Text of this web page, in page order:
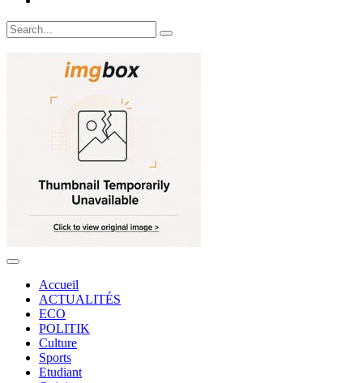
Accueil
ACTUALITÉS
ECO
POLITIK
Culture
Sports
Etudiant